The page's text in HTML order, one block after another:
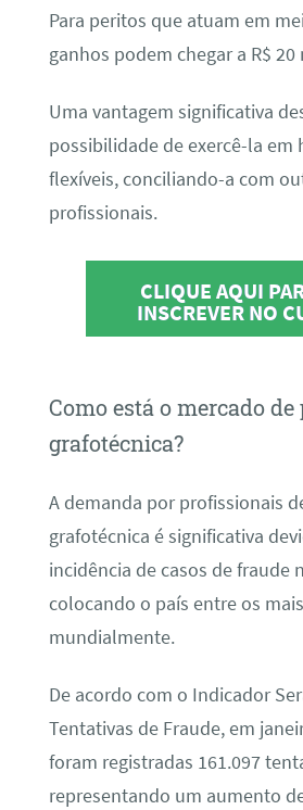
Para peritos que atuam em
ganhos podem chegar a R$
Uma vantagem significativa
possibilidade de exercê-la em
flexíveis, conciliando-a com
profissionais.
CLIQUE AQUI
INSCREVER NO
Como está o mercado
grafotécnica?
A demanda por profissionais
grafotécnica é significativa
incidência de casos de fraude
colocando o país entre os
mundialmente.
De acordo com o Indicador
Tentativas de Fraude, em
foram registradas 161.097
representando um aumento